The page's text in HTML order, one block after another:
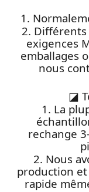
1.
2. Différents
exigences
emballages
nous
◪
1. La
rechange
2. Nous
production
rapide